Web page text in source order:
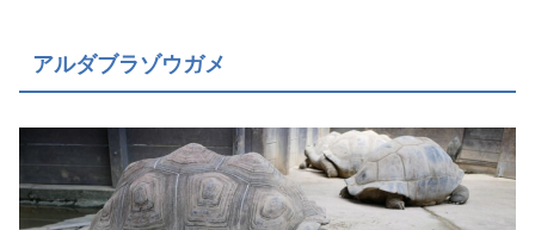
アルダブラゾウガメ